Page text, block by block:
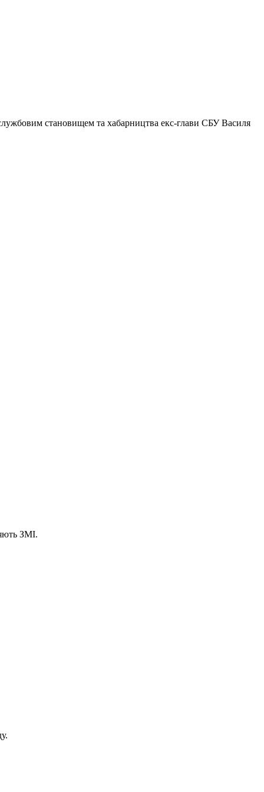
становищем та хабарництва екс-глави СБУ Василя
ЗМІ.